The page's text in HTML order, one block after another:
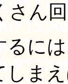
さん
に
しま